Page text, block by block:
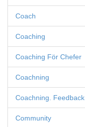
Coach
Coaching
Coaching För Chefer
Coachning
Coachning. Feedback
Community